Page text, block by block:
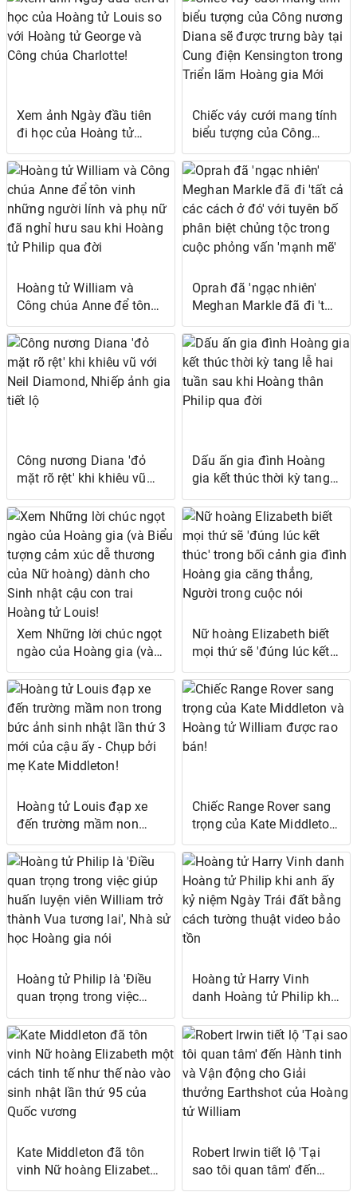
chuyện video
được một người bạn
thân'
Xem ảnh Ngày đầu tiên
đi học của Hoàng tử
Louis so với Hoàng tử
George và Công chúa
Charlotte!
Chiếc váy cưới mang tính
biểu tượng của Công
nương Diana sẽ được
trưng bày tại Cung điện
Kensington trong Triển
lãm Hoàng gia Mới
Hoàng tử William và
Công chúa Anne để tôn
vinh những người lính và
phụ nữ đã nghỉ hưu sau
khi Hoàng tử Philip qua
đời
Oprah đã 'ngạc nhiên'
Meghan Markle đã đi 'tất
cả các cách ở đó' với
tuyên bố phân biệt chủng
tộc trong cuộc phỏng vấn
'mạnh mẽ'
Công nương Diana 'đỏ
mặt rõ rệt' khi khiêu vũ
với Neil Diamond, Nhiếp
ảnh gia tiết lộ
Dấu ấn gia đình Hoàng
gia kết thúc thời kỳ tang
lễ hai tuần sau khi Hoàng
thân Philip qua đời
Xem Những lời chúc ngọt
ngào của Hoàng gia (và
Biểu tượng cảm xúc dễ
thương của Nữ hoàng)
dành cho Sinh nhật cậu
con trai Hoàng tử Louis!
Nữ hoàng Elizabeth biết
mọi thứ sẽ 'đúng lúc kết
thúc' trong bối cảnh gia
đình Hoàng gia căng
thẳng, Người trong cuộc
nói
Hoàng tử Louis đạp xe
đến trường mầm non
trong bức ảnh sinh nhật
lần thứ 3 mới của cậu ấy
- Chụp bởi mẹ Kate
Middleton!
Chiếc Range Rover sang
trọng của Kate Middleton
và Hoàng tử William
được rao bán!
Hoàng tử Philip là 'Điều
quan trọng trong việc
giúp huấn luyện viên
William trở thành Vua
tương lai', Nhà sử học
Hoàng gia nói
Hoàng tử Harry Vinh
danh Hoàng tử Philip khi
anh ấy kỷ niệm Ngày Trái
đất bằng cách tường
thuật video bảo tồn
Kate Middleton đã tôn
vinh Nữ hoàng Elizabeth
một cách tinh tế như thế
Robert Irwin tiết lộ 'Tại
sao tôi quan tâm' đến
Hành tinh và Vận động